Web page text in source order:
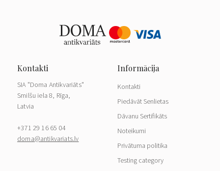
SIA "Doma Antikvariāts"
Smilšu iela 8, Rīga,
Latvia
+371 29 16 65 04
doma@antikvariats.lv
Kontakti
Piedāvāt Senlietas
Dāvanu Sertifikāts
Noteikumi
Privātuma politika
Testing category